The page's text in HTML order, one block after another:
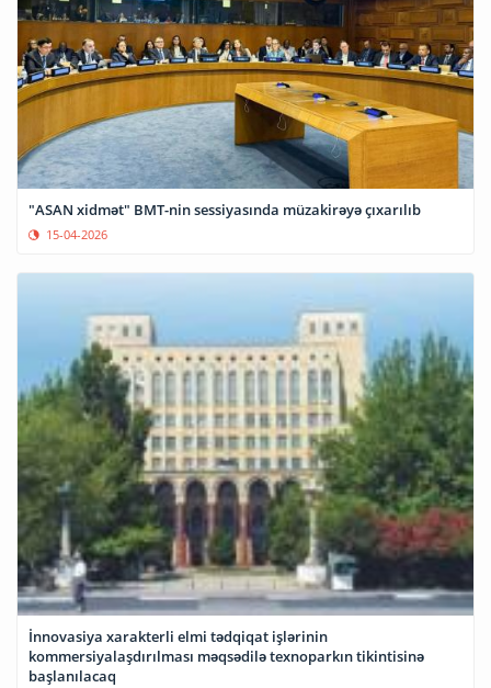
"ASAN xidmət" BMT-nin sessiyasında müzakirəyə çıxarılıb
15-04-2026
İnnovasiya xarakterli elmi tədqiqat işlərinin
kommersiyalaşdırılması məqsədilə texnoparkın tikintisinə
başlanılacaq